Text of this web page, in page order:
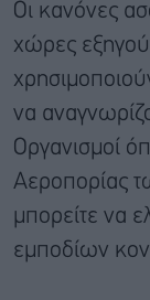
Οι κανόνες
χώρες
να
Οργανισμοί
Αεροπορίας
μπορείτε να
εμποδίων